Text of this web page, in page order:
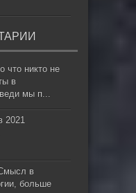
что никто не
в
мы п...
2021
в
больше